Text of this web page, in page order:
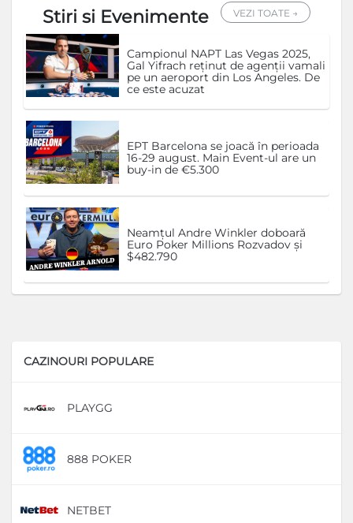
Stiri si Evenimente VEZI TOATE →
Campionul NAPT Las Vegas 2025,
Gal Yifrach reținut de agenții vamali
pe un aeroport din Los Angeles. De
ce este acuzat
EPT Barcelona se joacă în perioada
16-29 august. Main Event-ul are un
buy-in de €5.300
Neamțul Andre Winkler doboară
Euro Poker Millions Rozvadov și
$482.790
CAZINOURI POPULARE
PLAYGG
888 POKER
NETBET